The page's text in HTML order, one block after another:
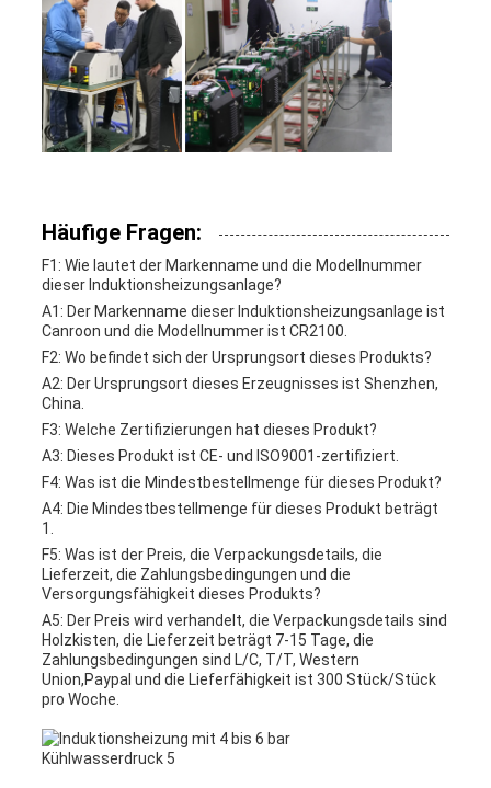
Häufige Fragen:
F1: Wie lautet der Markenname und die Modellnummer
dieser Induktionsheizungsanlage?
A1: Der Markenname dieser Induktionsheizungsanlage ist
Canroon und die Modellnummer ist CR2100.
F2: Wo befindet sich der Ursprungsort dieses Produkts?
A2: Der Ursprungsort dieses Erzeugnisses ist Shenzhen,
China.
F3: Welche Zertifizierungen hat dieses Produkt?
A3: Dieses Produkt ist CE- und ISO9001-zertifiziert.
F4: Was ist die Mindestbestellmenge für dieses Produkt?
A4: Die Mindestbestellmenge für dieses Produkt beträgt
1.
F5: Was ist der Preis, die Verpackungsdetails, die
Lieferzeit, die Zahlungsbedingungen und die
Versorgungsfähigkeit dieses Produkts?
A5: Der Preis wird verhandelt, die Verpackungsdetails sind
Holzkisten, die Lieferzeit beträgt 7-15 Tage, die
Zahlungsbedingungen sind L/C, T/T, Western
Union,Paypal und die Lieferfähigkeit ist 300 Stück/Stück
pro Woche.